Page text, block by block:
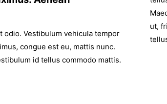
odio. Vestibulum vehicula tempor
congue est eu, mattis nunc.
id tellus commodo mattis.
ut,